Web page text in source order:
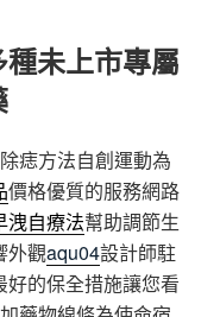
未上市專屬
痣方法自創運動為
價格優質的服務網路
洩自療法幫助調節生
外觀aqu04設計師駐
好的保全措施讓您看